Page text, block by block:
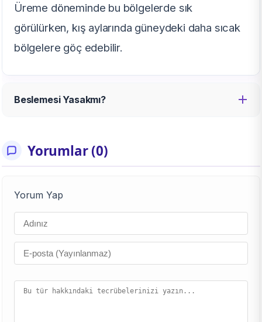
Üreme döneminde bu bölgelerde sık
görülürken, kış aylarında güneydeki daha sıcak
bölgelere göç edebilir.
Beslemesi Yasakmı?
Yorumlar (0)
Yorum Yap